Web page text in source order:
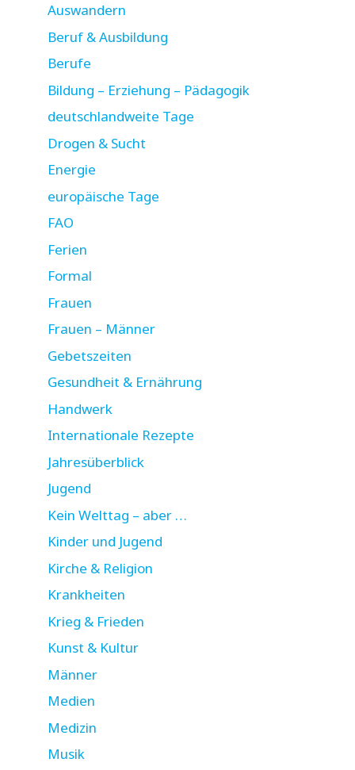
Auswandern
Beruf & Ausbildung
Berufe
Bildung – Erziehung – Pädagogik
deutschlandweite Tage
Drogen & Sucht
Energie
europäische Tage
FAO
Ferien
Formal
Frauen
Frauen – Männer
Gebetszeiten
Gesundheit & Ernährung
Handwerk
Internationale Rezepte
Jahresüberblick
Jugend
Kein Welttag – aber …
Kinder und Jugend
Kirche & Religion
Krankheiten
Krieg & Frieden
Kunst & Kultur
Männer
Medien
Medizin
Musik